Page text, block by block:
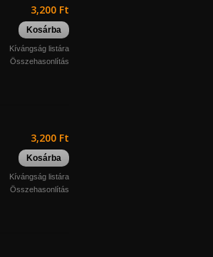
3,200 Ft
Kosárba
Kívángság listára
Összehasonlítás
3,200 Ft
Kosárba
Kívángság listára
Összehasonlítás